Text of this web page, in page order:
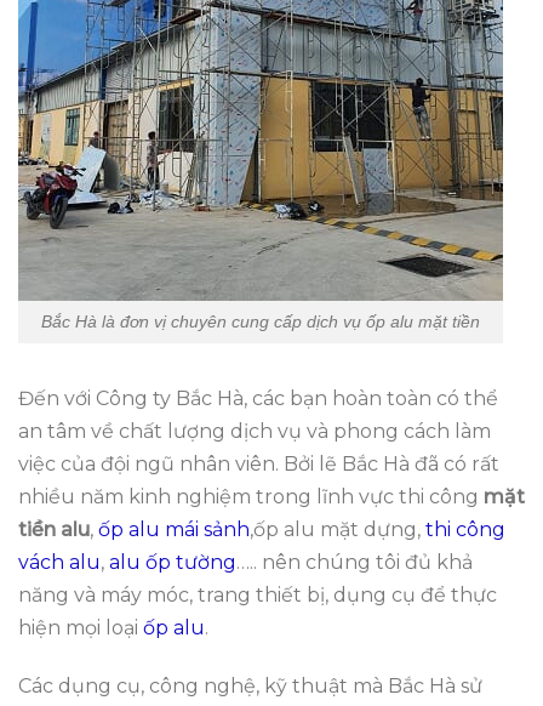
Bắc Hà là đơn vị chuyên cung cấp dịch vụ ốp alu mặt tiền
Đến với Công ty Bắc Hà, các bạn hoàn toàn có thể
an tâm về chất lượng dịch vụ và phong cách làm
việc của đội ngũ nhân viên. Bởi lẽ Bắc Hà đã có rất
nhiều năm kinh nghiệm trong lĩnh vực thi công mặt
tiền alu, ốp alu mái sảnh,ốp alu mặt dựng, thi công
vách alu, alu ốp tường….. nên chúng tôi đủ khả
năng và máy móc, trang thiết bị, dụng cụ để thực
hiện mọi loại ốp alu.
Các dụng cụ, công nghệ, kỹ thuật mà Bắc Hà sử